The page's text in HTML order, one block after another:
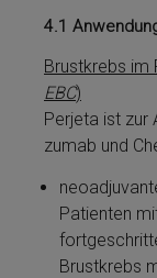
4.1
Brustkrebs im
EBC)
Perjeta­ ist zur
zu­mab und
Patienten
Brustkrebs